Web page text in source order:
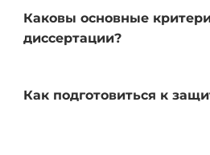
Каковы основные
диссертации?
Как подготовиться к